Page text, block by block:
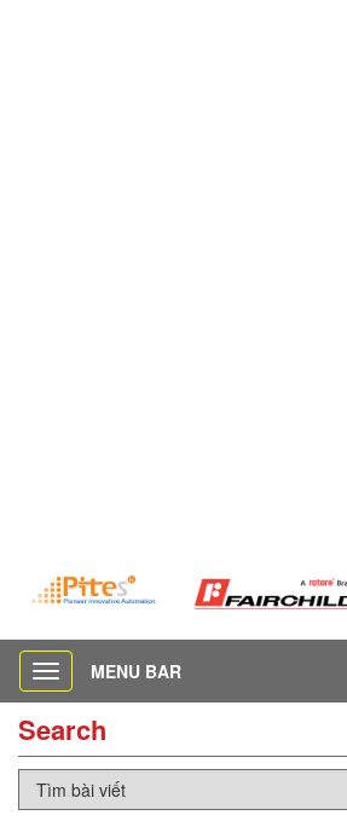
Toggle
navigation
MENU BAR
Search